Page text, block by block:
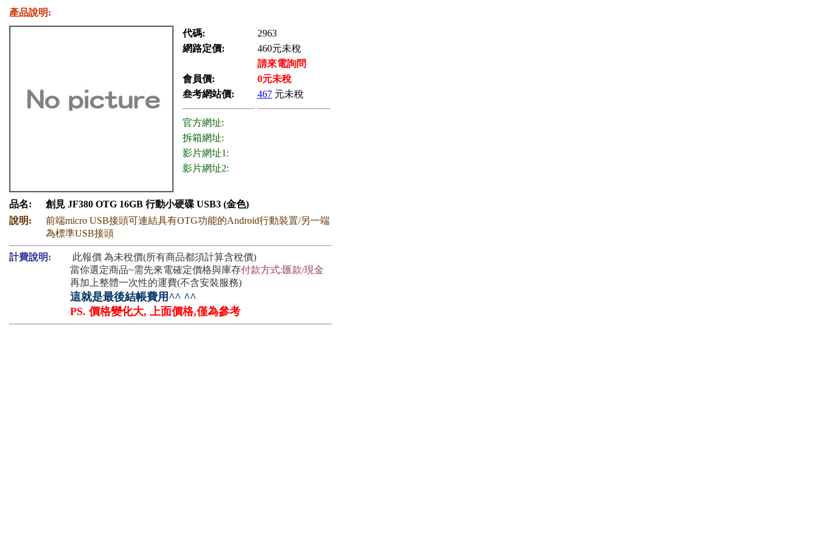
產品說明:
代碼:
2963
網路定價:
460元未稅
請來電詢問
會員價:
0元未稅
叁考網站價:
467 元未稅
官方網址:
拆箱網址:
影片網址1:
影片網址2:
品名:
創見 JF380 OTG 16GB 行動小硬碟 USB3 (金色)
說明:
前端micro USB接頭可連結具有OTG功能的Android行動裝置/另一端
為標準USB接頭
計費說明:
此報價 為未稅價(所有商品都須計算含稅價)
當你選定商品~需先來電確定價格與庫存付款方式:匯款/現金
再加上整體一次性的運費(不含安裝服務)
這就是最後結帳費用^^ ^^
PS. 價格變化大, 上面價格,僅為參考